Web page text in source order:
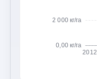
0,00 кг/га
2 000 кг/га
2012